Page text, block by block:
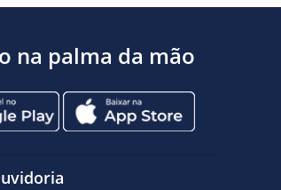
na palma da mão